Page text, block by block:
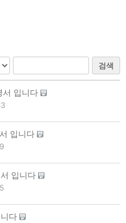
검색
서 입니다
입니다
입니다
다